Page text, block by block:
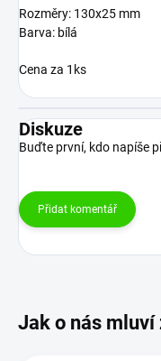
Rozměry: 130x25 mm
Barva: bílá
Cena za 1ks
Diskuze
Buďte první, kdo napíše
Přidat komentář